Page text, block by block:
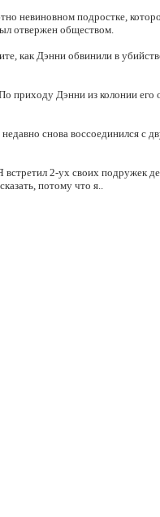
невиновном подростке,
отвержен обществом.
как Дэнни обвинили в
приходу Дэнни из колонии
снова воссоединился с
2-ух своих
потому что я..